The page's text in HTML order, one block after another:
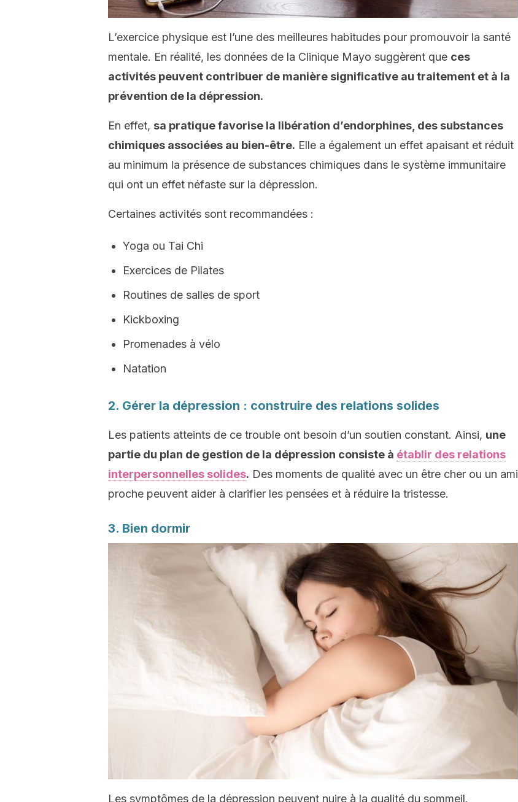
L’exercice physique est l’une des meilleures habitudes pour promouvoir la santé
mentale. En réalité, les données de la Clinique Mayo suggèrent que ces
activités peuvent contribuer de manière significative au traitement et à la
prévention de la dépression.
En effet, sa pratique favorise la libération d’endorphines, des substances
chimiques associées au bien-être. Elle a également un effet apaisant et réduit
au minimum la présence de substances chimiques dans le système immunitaire
qui ont un effet néfaste sur la dépression.
Certaines activités sont recommandées :
Yoga ou Tai Chi
Exercices de Pilates
Routines de salles de sport
Kickboxing
Promenades à vélo
Natation
2. Gérer la dépression : construire des relations solides
Les patients atteints de ce trouble ont besoin d’un soutien constant. Ainsi, une
partie du plan de gestion de la dépression consiste à établir des relations
interpersonnelles solides. Des moments de qualité avec un être cher ou un ami
proche peuvent aider à clarifier les pensées et à réduire la tristesse.
3. Bien dormir
Les symptômes de la dépression peuvent nuire à la qualité du sommeil.